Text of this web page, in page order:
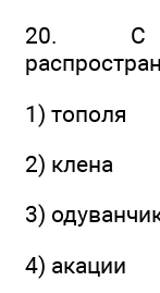
20. С
1) тополя
2) клена
3)
4) акации